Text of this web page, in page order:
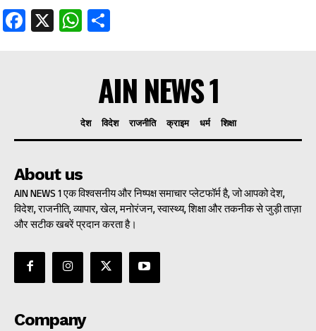
Facebook
X WhatsApp
AIN NEWS 1
देश विदेश राजनीति क्राइम धर्म शिक्षा
About us
AIN NEWS 1 एक विश्वसनीय और निष्पक्ष समाचार प्लेटफॉर्म है, जो आपको देश,
विदेश, राजनीति, व्यापार, खेल, मनोरंजन, स्वास्थ्य, शिक्षा और तकनीक से जुड़ी ताज़ा
और सटीक खबरें प्रदान करता है।
Company